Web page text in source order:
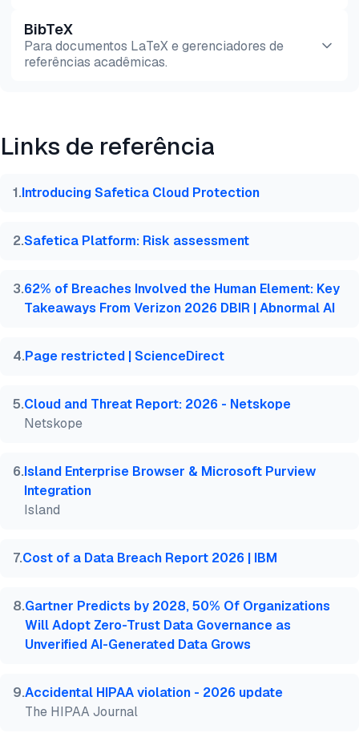
Pré-
visualização
BibTeX
Para documentos LaTeX e gerenciadores de
referências acadêmicas.
@misc{dilmegani2026,
title  = {{Prevenção de Perda de Dados (DLP):
howpublished    = {\url{https://aimultiple.com/
  note   = {AIMultiple. Acessado em 28 Julho 2026}
Links de referência
1.Introducing Safetica Cloud Protection
2.Safetica Platform: Risk assessment
3.62% of Breaches Involved the Human Element: Key
Takeaways From Verizon 2026 DBIR | Abnormal AI
4.Page restricted | ScienceDirect
5.Cloud and Threat Report: 2026 - Netskope
Netskope
6.Island Enterprise Browser & Microsoft Purview
Integration
Island
7.Cost of a Data Breach Report 2026 | IBM
8.Gartner Predicts by 2028, 50% Of Organizations
Will Adopt Zero-Trust Data Governance as
Unverified AI-Generated Data Grows
9.Accidental HIPAA violation - 2026 update
The HIPAA Journal